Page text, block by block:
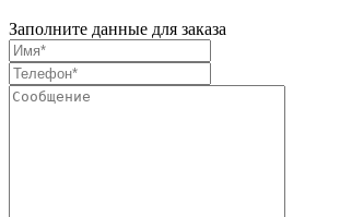
Заполните данные для заказа